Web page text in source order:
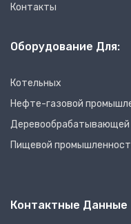
Контакты
Оборудование Для:
Котельных
Нефте-газовой
Деревообрабатывающей
Пищевой
Контактные Данные